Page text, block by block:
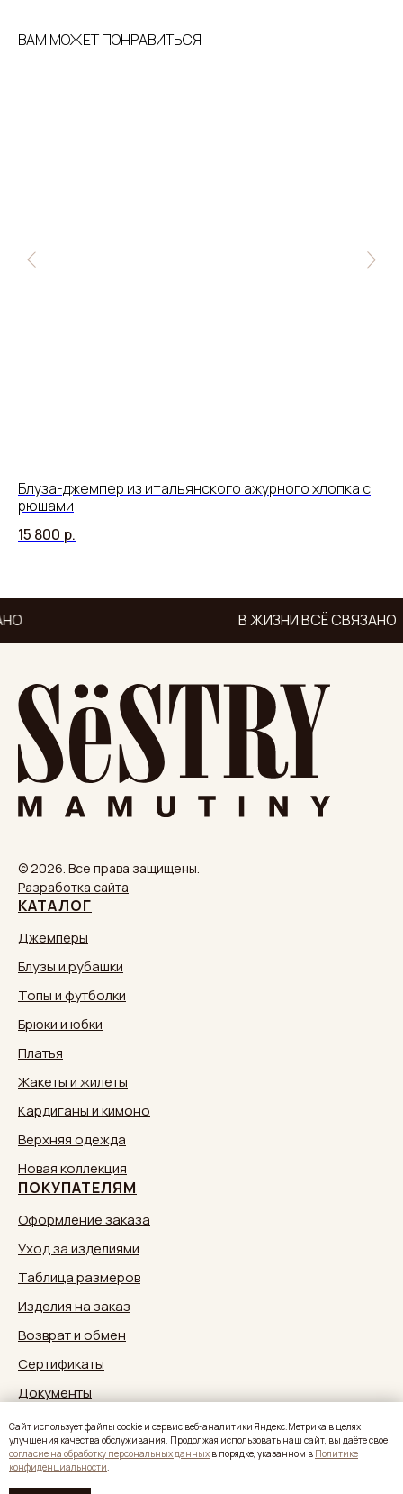
Caйт иcпoльзуeт фaйлы cookie и cepвиc вeб-aнaлитики Яндeкc.Мeтpикa в целях
улучшения качества обслуживания. Продолжая использовать наш сайт, вы дaётe свое
согласие нa oбpaбoтку пepcoнaльныx дaнныx в пopядкe, укaзaннoм в Политике
конфиденциальности.
ВАМ МОЖЕТ ПОНРАВИТЬСЯ
Блуза-джемпер из итальянского ажурного хлопка с
рюшами
15 800 р.
В ЖИЗНИ ВСЁ СВЯЗАНО
© 2026. Все права защищены.
Разработка сайта
КАТАЛОГ
Джемперы
Блузы и рубашки
Топы и футболки
Брюки и юбки
Платья
Жакеты и жилеты
Кардиганы и кимоно
Верхняя одежда
Новая коллекция
ПОКУПАТЕЛЯМ
Оформление заказа
Уход за изделиями
Таблица размеров
Изделия на заказ
Возврат и обмен
Сертификаты
Документы
Обратная связь:zakaz@sestrymamutiny.ru